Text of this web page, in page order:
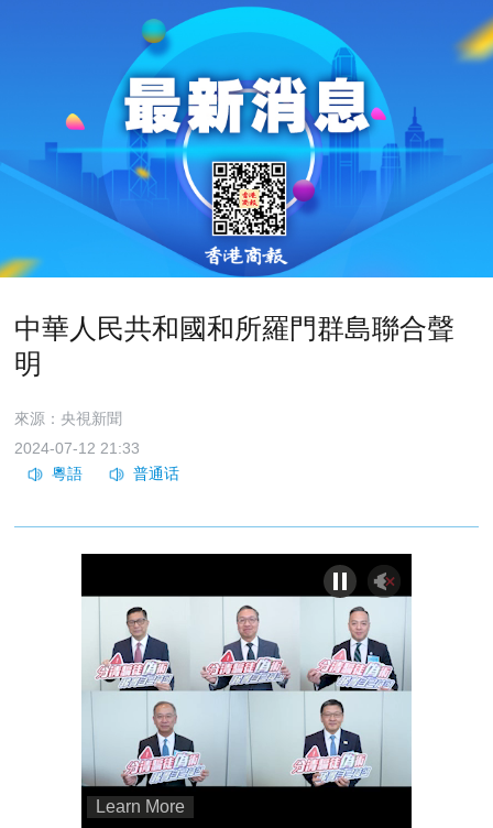
中華人民共和國和所羅門群島聯合聲
明
來源：央視新聞
2024-07-12 21:33